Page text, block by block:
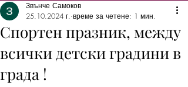
Спортен празник, между
всички детски градини в
града !
Звънче Самоков
25.10.2024 г. време за четене: 1 мин.